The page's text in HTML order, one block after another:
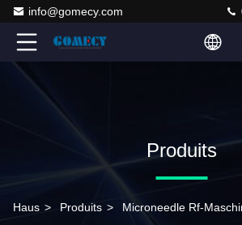
info@gomecy.com
Produits
Haus > Produits > Microneedle Rf-